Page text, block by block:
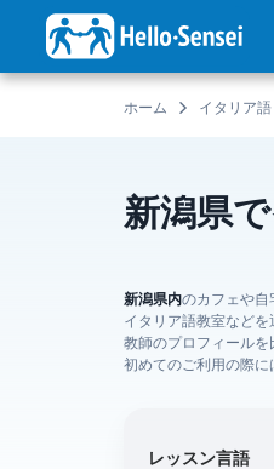
ン
ホーム イタリア語
新潟県
新潟県内のカフェや自
イタリア語教室など
教師のプロフィールを
初めてのご利用の際に
レッスン言語